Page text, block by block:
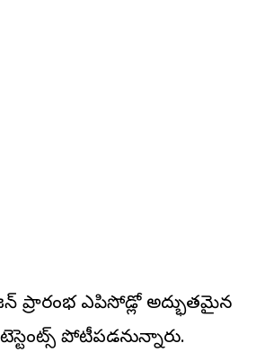
ప్రారంభ ఎపిసోడ్లో అద్భుతమైన
పోటీపడనున్నారు.